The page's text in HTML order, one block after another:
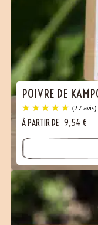
POIVRE DE
À PARTIR DE 9,54 €